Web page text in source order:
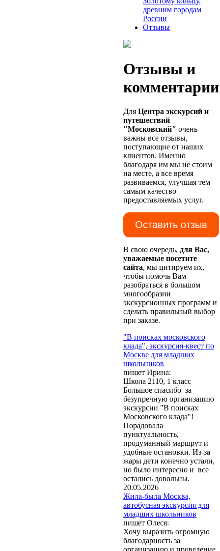
древним городам
России
Отзывы
Отзывы и
комментарии
Для Центра экскурсий и
путешествий
"Московский" очень
важны все отзывы,
поступающие от наших
клиентов. Именно
благодаря им мы не стоим
на месте, а все время
развиваемся, улучшая тем
самым качество
предоставляемых услуг.
Обращаем Ваше
внимание, что при
заказе экскурсий и
оформлении бланков
заказа нажатие кнопки
"Отправить" или
"Заказать" означает
согласие на обработку
Ваших персональных
данных (Федеральный
закон № 152-ФЗ от
27.07.2006 г. «О
персональных
данных»).Вы даете
согласие Центру
Оставить отзыв
В свою очередь, для Вас,
уважаемые посетите
сайта, мы цитируем их,
чтобы помочь Вам
разобраться в большом
многообразии
экскурсионных программ и
сделать правильный выбор
при заказе.
"В поисках московского
клада", экскурсия-квест по
Москве для младших
школьников
пишет Ирина:
Школа 2110, 1 класс
Большое спасибо за
безупречную организацию
экскурсии "В поисках
Московского клада"!
Порадовала
пунктуальность,
продуманный маршрут и
удобные остановки. Из-за
жары дети конечно устали,
но было интересно и все
остались довольны.
20.05.2026
Жила-была Москва,
автобусная экскурсия для
младших школьников
пишет Олеся:
Хочу выразить огромную
благодарность за
организацию и проведение